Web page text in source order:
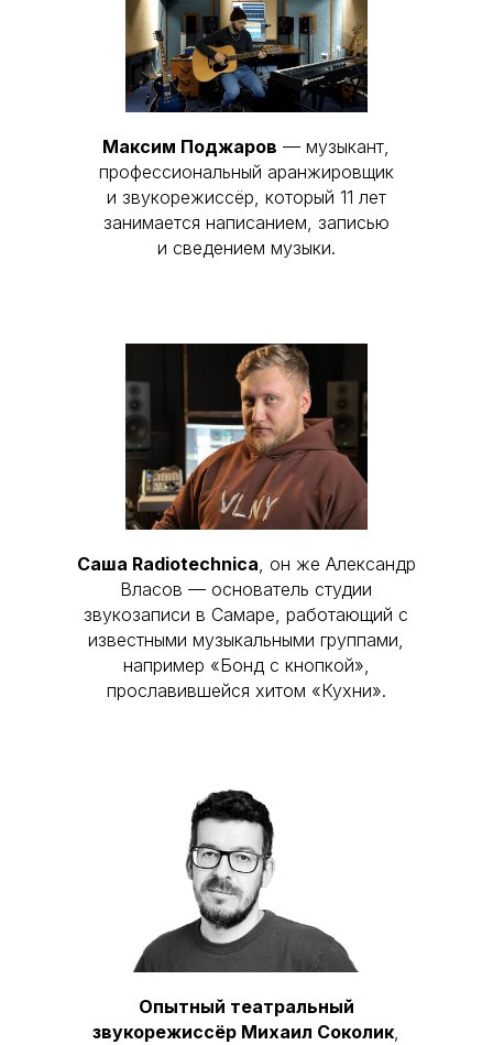
Максим Поджаров — музыкант,
профессиональный аранжировщик
и звукорежиссёр, который 11 лет
занимается написанием, записью
и сведением музыки.
Саша Radiotechnica , он же Александр
Власов — основатель студии
звукозаписи в Самаре, работающий с
известными музыкальными группами,
например «Бонд с кнопкой»,
прославившейся хитом «Кухни».
Опытный театральный
звукорежиссёр Михаил Соколик,